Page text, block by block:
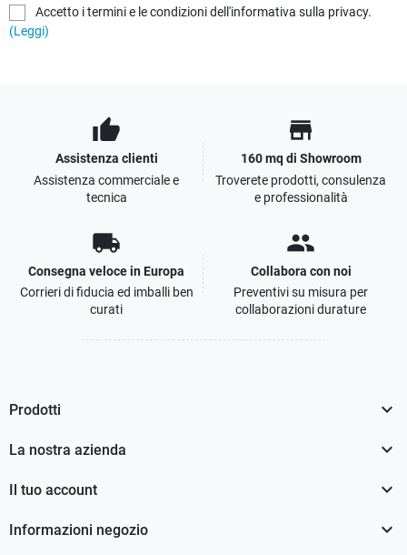
Accetto i termini e le condizioni dell'informativa sulla privacy.
(Leggi)
thumb_up
Assistenza clienti
Assistenza commerciale e
tecnica
store
160 mq di Showroom
Troverete prodotti, consulenza
e professionalità
local_shipping
Consegna veloce in Europa
Corrieri di fiducia ed imballi ben
curati
people
Collabora con noi
Preventivi su misura per
collaborazioni durature
Prodotti 
La nostra azienda 
Il tuo account 
Informazioni negozio 